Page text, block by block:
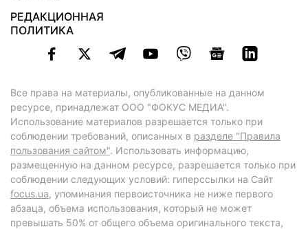
РЕДАКЦИОННАЯ
ПОЛИТИКА
Все права на материалы, опубликованные на данном
ресурсе, принадлежат ООО "ФОКУС МЕДИА".
Использование материалов разрешается только при
соблюдении требований, описанных в разделе "Правила
пользования сайтом". Использовать информацию,
размещенную на данном ресурсе, разрешается только при
соблюдении следующих условий: гиперссылки на Сайт
focus.ua, упоминания первоисточника не ниже первого
абзаца, объема использования, который не может
превышать 50% от общего объема оригинального текста,